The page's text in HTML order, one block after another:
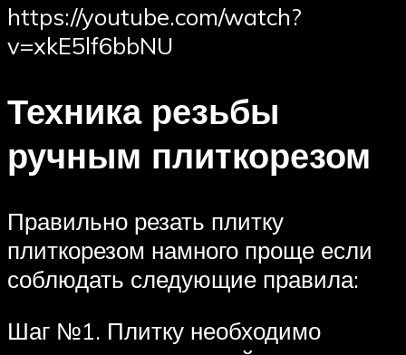
https://youtube.com/watch?
v=xkE5lf6bbNU
Техника резьбы
ручным плиткорезом
Правильно резать плитку
плиткорезом намного проще если
соблюдать следующие правила:
Шаг №1. Плитку необходимо